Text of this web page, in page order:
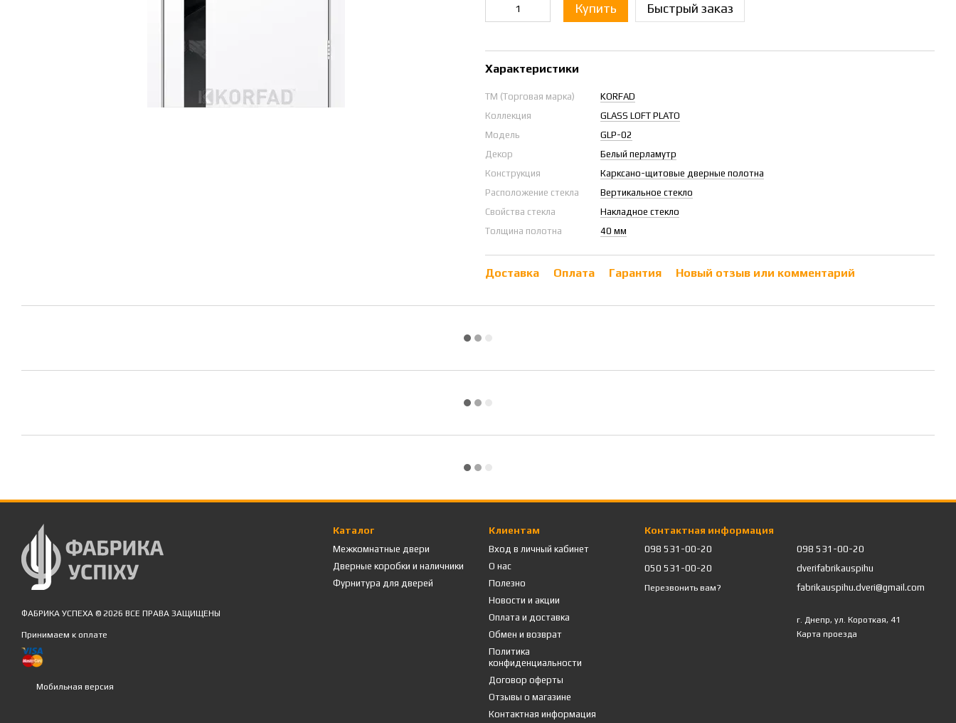
Купить Быстрый заказ
Характеристики
ТМ (Торговая марка)
KORFAD
Коллекция
GLASS LOFT PLATO
Модель
GLP-02
Декор
Белый перламутр
Конструкция
Карксано-щитовые дверные полотна
Расположение стекла
Вертикальное стекло
Свойства стекла
Накладное стекло
Толщина полотна
40 мм
Доставка Оплата Гарантия Новый отзыв или комментарий
ФАБРИКА УСПЕХА © 2026 ВСЕ ПРАВА ЗАЩИЩЕНЫ
Принимаем к оплате
Мобильная версия
Каталог
Межкомнатные двери
Дверные коробки и наличники
Фурнитура для дверей
Клиентам
Вход в личный кабинет
О нас
Полезно
Новости и акции
Оплата и доставка
Обмен и возврат
Политика
конфиденциальности
Договор оферты
Отзывы о магазине
Контактная информация
Контактная информация
098 531-00-20
050 531-00-20
Перезвонить вам?
098 531-00-20
dverifabrikauspihu
fabrikauspihu.dveri@gmail.com
г. Днепр, ул. Короткая, 41
Карта проезда